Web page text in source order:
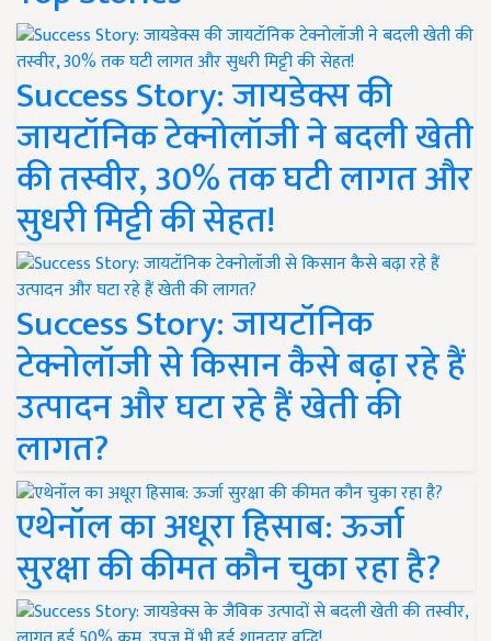
Success Story: जायडेक्स की
जायटॉनिक टेक्नोलॉजी ने बदली खेती
की तस्वीर, 30% तक घटी लागत और
सुधरी मिट्टी की सेहत!
Success Story: जायटॉनिक
टेक्नोलॉजी से किसान कैसे बढ़ा रहे हैं
उत्पादन और घटा रहे हैं खेती की
लागत?
एथेनॉल का अधूरा हिसाब: ऊर्जा
सुरक्षा की कीमत कौन चुका रहा है?